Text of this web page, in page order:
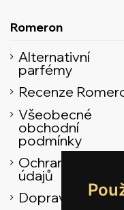
Romeron
Alternativní
parfémy
Recenze
Všeobecné
obchodní
podmínky
Ochrana
údajů
Doprava